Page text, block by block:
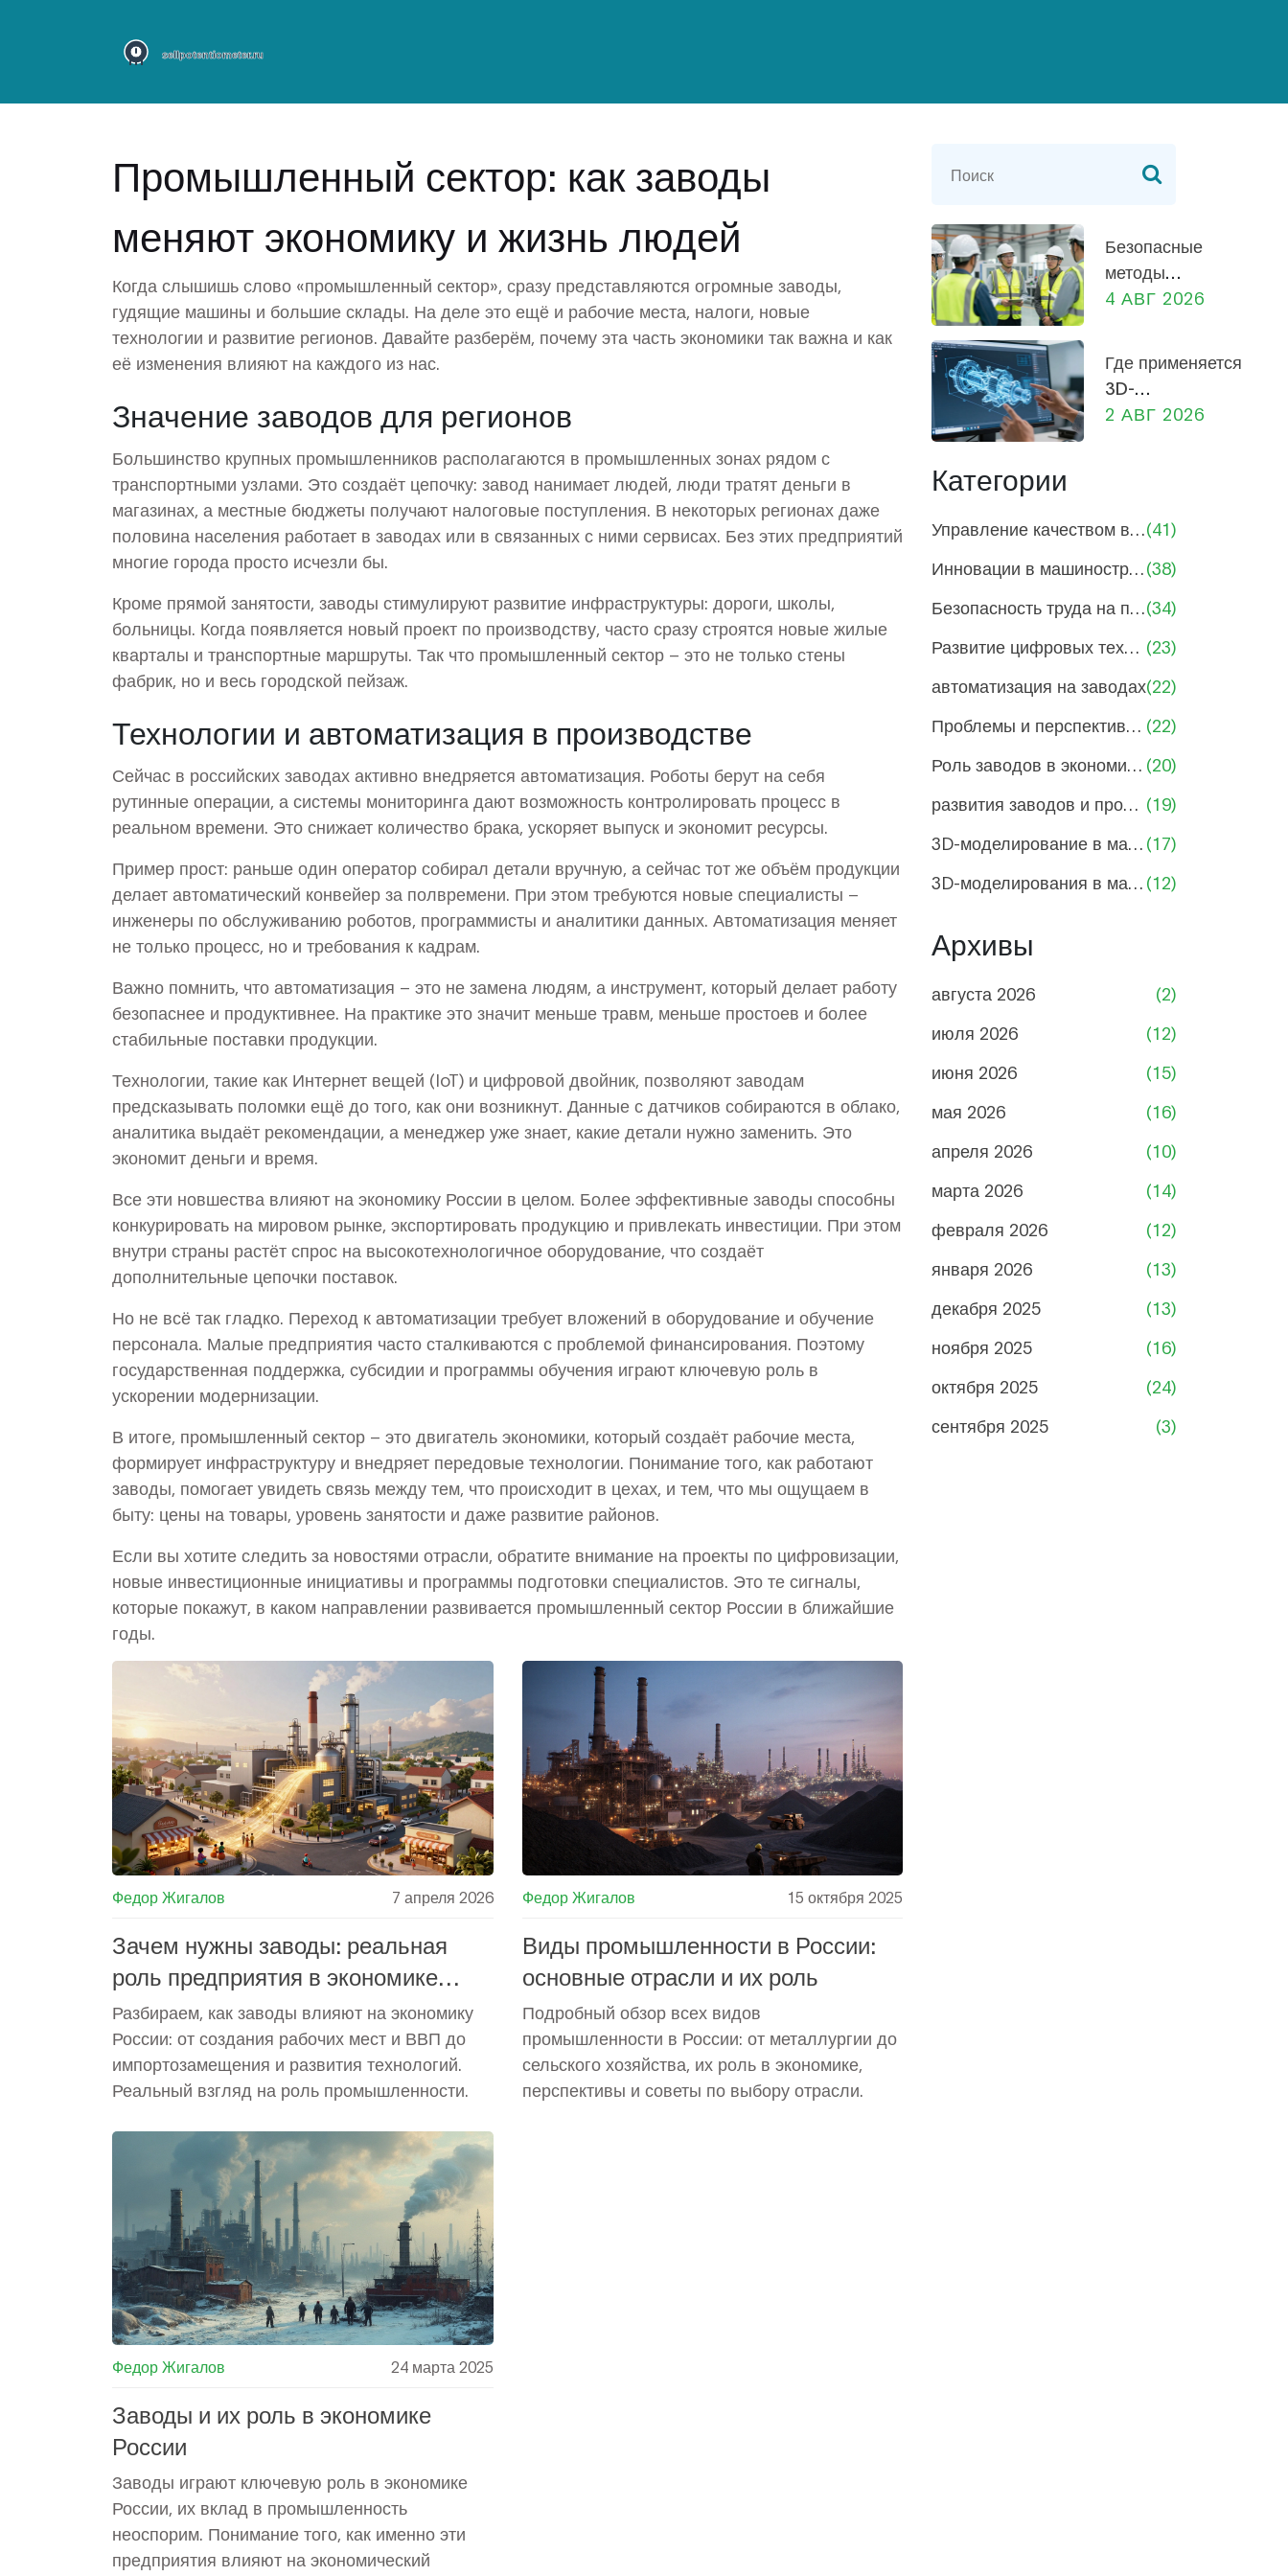
Промышленный сектор: как заводы
меняют экономику и жизнь людей
Когда слышишь слово «промышленный сектор», сразу представляются огромные заводы,
гудящие машины и большие склады. На деле это ещё и рабочие места, налоги, новые
технологии и развитие регионов. Давайте разберём, почему эта часть экономики так важна и как
её изменения влияют на каждого из нас.
Значение заводов для регионов
Большинство крупных промышленников располагаются в промышленных зонах рядом с
транспортными узлами. Это создаёт цепочку: завод нанимает людей, люди тратят деньги в
магазинах, а местные бюджеты получают налоговые поступления. В некоторых регионах даже
половина населения работает в заводах или в связанных с ними сервисах. Без этих предприятий
многие города просто исчезли бы.
Кроме прямой занятости, заводы стимулируют развитие инфраструктуры: дороги, школы,
больницы. Когда появляется новый проект по производству, часто сразу строятся новые жилые
кварталы и транспортные маршруты. Так что промышленный сектор – это не только стены
фабрик, но и весь городской пейзаж.
Технологии и автоматизация в производстве
Сейчас в российских заводах активно внедряется автоматизация. Роботы берут на себя
рутинные операции, а системы мониторинга дают возможность контролировать процесс в
реальном времени. Это снижает количество брака, ускоряет выпуск и экономит ресурсы.
Пример прост: раньше один оператор собирал детали вручную, а сейчас тот же объём продукции
делает автоматический конвейер за полвремени. При этом требуются новые специалисты –
инженеры по обслуживанию роботов, программисты и аналитики данных. Автоматизация меняет
не только процесс, но и требования к кадрам.
Важно помнить, что автоматизация – это не замена людям, а инструмент, который делает работу
безопаснее и продуктивнее. На практике это значит меньше травм, меньше простоев и более
стабильные поставки продукции.
Технологии, такие как Интернет вещей (IoT) и цифровой двойник, позволяют заводам
предсказывать поломки ещё до того, как они возникнут. Данные с датчиков собираются в облако,
аналитика выдаёт рекомендации, а менеджер уже знает, какие детали нужно заменить. Это
экономит деньги и время.
Все эти новшества влияют на экономику России в целом. Более эффективные заводы способны
конкурировать на мировом рынке, экспортировать продукцию и привлекать инвестиции. При этом
внутри страны растёт спрос на высокотехнологичное оборудование, что создаёт
дополнительные цепочки поставок.
Но не всё так гладко. Переход к автоматизации требует вложений в оборудование и обучение
персонала. Малые предприятия часто сталкиваются с проблемой финансирования. Поэтому
государственная поддержка, субсидии и программы обучения играют ключевую роль в
ускорении модернизации.
В итоге, промышленный сектор – это двигатель экономики, который создаёт рабочие места,
формирует инфраструктуру и внедряет передовые технологии. Понимание того, как работают
заводы, помогает увидеть связь между тем, что происходит в цехах, и тем, что мы ощущаем в
быту: цены на товары, уровень занятости и даже развитие районов.
Если вы хотите следить за новостями отрасли, обратите внимание на проекты по цифровизации,
новые инвестиционные инициативы и программы подготовки специалистов. Это те сигналы,
которые покажут, в каком направлении развивается промышленный сектор России в ближайшие
годы.
Федор Жигалов 7 апреля 2026
Зачем нужны заводы: реальная
роль предприятия в экономике
России
Разбираем, как заводы влияют на экономику
России: от создания рабочих мест и ВВП до
импортозамещения и развития технологий.
Реальный взгляд на роль промышленности.
Федор Жигалов 15 октября 2025
Виды промышленности в России:
основные отрасли и их роль
Подробный обзор всех видов
промышленности в России: от металлургии до
сельского хозяйства, их роль в экономике,
перспективы и советы по выбору отрасли.
Федор Жигалов 24 марта 2025
Заводы и их роль в экономике
России
Заводы играют ключевую роль в экономике
России, их вклад в промышленность
неоспорим. Понимание того, как именно эти
предприятия влияют на экономический
Безопасные
методы
работы на
руководство
для
сотрудников и
4 АВГ 2026
Где применяется
3D-
моделирование
до производства
2 АВГ 2026
Категории
Управление качеством в машиностроении(41)
Инновации в машиностроении и производстве(38)
Безопасность труда на производствах(34)
Развитие цифровых технологий в производстве (23)
автоматизация на заводах(22)
Проблемы и перспективы машиностроения (22)
Роль заводов в экономике России (20)
развития заводов и промышленности (19)
3D-моделирование в машиностроении (17)
3D-моделирования в машиностроении (12)
Архивы
августа 2026
(2)
июля 2026
(12)
июня 2026
(15)
мая 2026
(16)
апреля 2026
(10)
марта 2026
(14)
февраля 2026
(12)
января 2026
(13)
декабря 2025
(13)
ноября 2025
(16)
октября 2025
(24)
сентября 2025
(3)